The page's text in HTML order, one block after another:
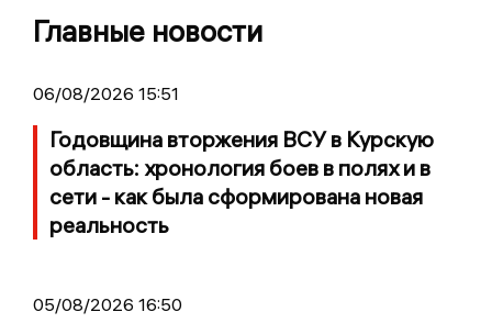
Главные новости
06/08/2026 15:51
Годовщина вторжения ВСУ в Курскую
область: хронология боев в полях и в
сети - как была сформирована новая
реальность
05/08/2026 16:50